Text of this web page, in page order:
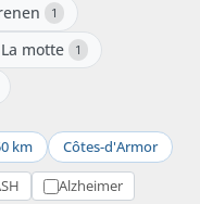
1
La motte 1
km Côtes-d'Armor
Alzheimer